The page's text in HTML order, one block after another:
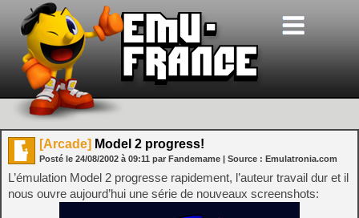
[Arcade] Model 2 progress!
Posté le 24/08/2002 à 09:11 par Fandemame | Source : Emulatronia.com
L’émulation Model 2 progresse rapidement, l’auteur travail dur et il
nous ouvre aujourd’hui une série de nouveaux screenshots: